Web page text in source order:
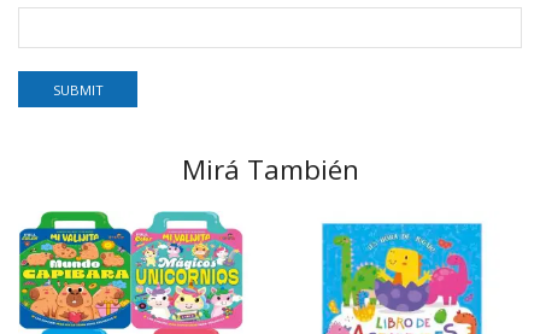
Mirá También